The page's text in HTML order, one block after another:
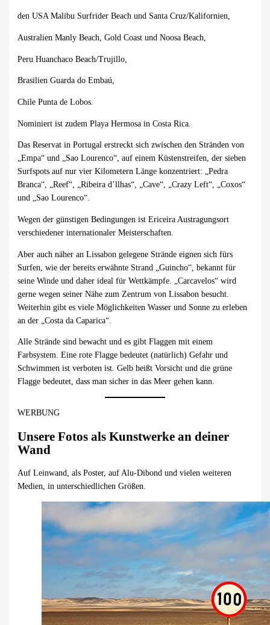
den USA Malibu Surfrider Beach und Santa Cruz/Kalifornien,
Australien Manly Beach, Gold Coast und Noosa Beach,
Peru Huanchaco Beach/Trujillo,
Brasilien Guarda do Embaú,
Chile Punta de Lobos.
Nominiert ist zudem Playa Hermosa in Costa Rica.
Das Reservat in Portugal erstreckt sich zwischen den Stränden von
„Empa“ und „Sao Lourenco“, auf einem Küstenstreifen, der sieben
Surfspots auf nur vier Kilometern Länge konzentriert: „Pedra
Branca“, „Reef“, „Ribeira d’llhas“, „Cave“, „Crazy Left“, „Coxos“
und „Sao Lourenco“.
Wegen der günstigen Bedingungen ist Ericeira Austragungsort
verschiedener internationaler Meisterschaften.
Aber auch näher an Lissabon gelegene Strände eignen sich fürs
Surfen, wie der bereits erwähnte Strand „Guincho“, bekannt für
seine Winde und daher ideal für Wettkämpfe. „Carcavelos“ wird
gerne wegen seiner Nähe zum Zentrum von Lissabon besucht.
Weiterhin gibt es viele Möglichkeiten Wasser und Sonne zu erleben
an der „Costa da Caparica“.
Alle Strände sind bewacht und es gibt Flaggen mit einem
Farbsystem. Eine rote Flagge bedeutet (natürlich) Gefahr und
Schwimmen ist verboten ist. Gelb heißt Vorsicht und die grüne
Flagge bedeutet, dass man sicher in das Meer gehen kann.
WERBUNG
Unsere Fotos als Kunstwerke an deiner
Wand
Auf Leinwand, als Poster, auf Alu-Dibond und vielen weiteren
Medien, in unterschiedlichen Größen.